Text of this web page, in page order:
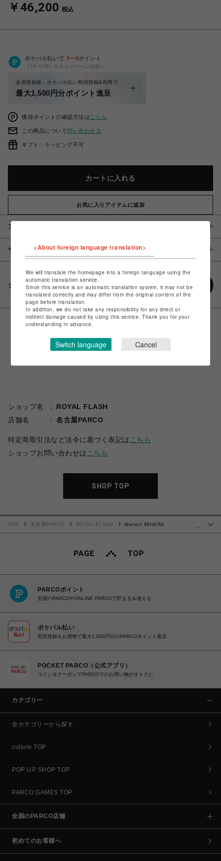
￥46,200 税込
ポケパル払いで 0〜0ポイント
（1P=1円）※キャンペーン分除く
会員登録後、ポケパル払い初回登録&利用で
最大1,500円分ポイント進呈
獲得ポイントの確認方法は こちら
この商品について問い合わせる
ギフト：ラッピング不可
カートに入れる
お気に入りアイテムに追加
アイテム説明 / 素材
サイズ
シェアする
ショップ名
ROYAL FLASH
店舗名
名古屋PARCO
特定商取引法など法令に基づく表記は こちら
ショップお問い合わせは こちら
SHOP TOP
…
TOP 名古屋PARCO ROYAL FLASH
Maison MIHARA
PARCOポイント
全国のPARCOやONLINE PARCOで貯まる＆使える
ポケパル払い
初回登録＆お買物で最大1,500円分のPARCOポイント進呈
POCKET PARCO（公式アプリ）
コイン＆クーポンでPARCOでのお買い物がオトクに
カテゴリー
全カテゴリーから探す
culture TOP
POP-UP SHOP TOP
PARCO GAMES TOP
全国のPARCO店舗
初めてのお客様へ
<About foreign language translation>
We will translate the homepage into a foreign language using the
automatic translation service.
Since this service is an automatic translation system, it may not be
translated correctly and may differ from the original content of the
page before translation.
In addition, we do not take any responsibility for any direct or
indirect damage caused by using this service. Thank you for your
understanding in advance.
Switch language Cancel